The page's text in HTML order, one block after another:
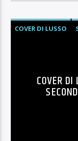
COVER DI LUSSO
COVER